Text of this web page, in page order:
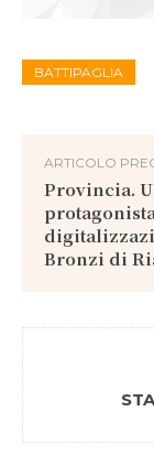
BATTIPAGLIA
ARTICOLO
Provincia.
Bronzi di